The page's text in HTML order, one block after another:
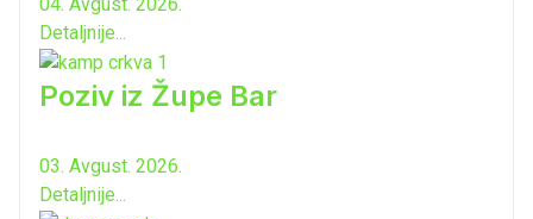
Detaljnije...
Poziv iz Župe Bar
03. Avgust. 2026.
Detaljnije...